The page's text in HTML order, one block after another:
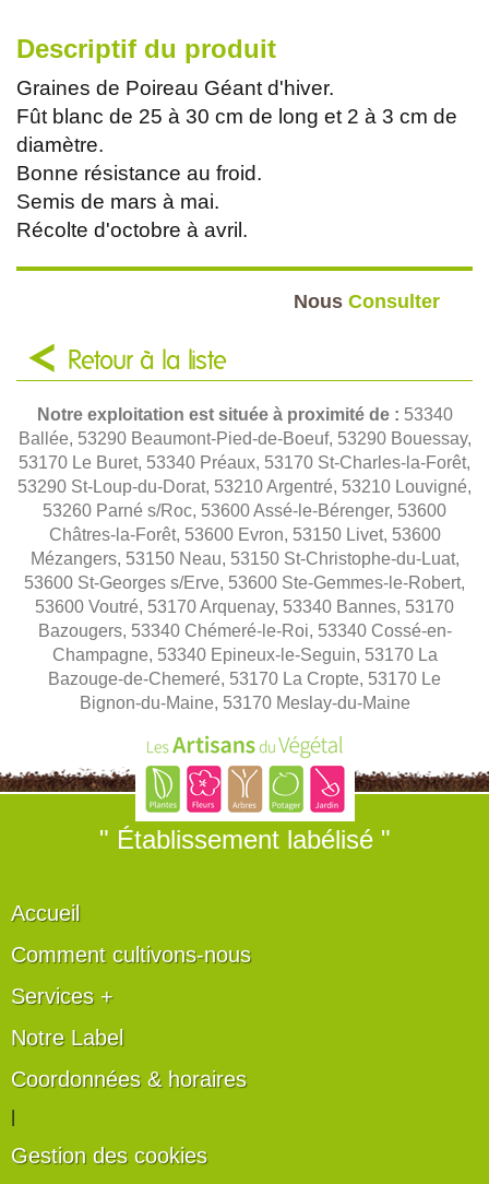
Descriptif du produit
Graines de Poireau Géant d'hiver.
Fût blanc de 25 à 30 cm de long et 2 à 3 cm de
diamètre.
Bonne résistance au froid.
Semis de mars à mai.
Récolte d'octobre à avril.
Nous Consulter
Retour à la liste
Notre exploitation est située à proximité de : 53340
Ballée, 53290 Beaumont-Pied-de-Boeuf, 53290 Bouessay,
53170 Le Buret, 53340 Préaux, 53170 St-Charles-la-Forêt,
53290 St-Loup-du-Dorat, 53210 Argentré, 53210 Louvigné,
53260 Parné s/Roc, 53600 Assé-le-Bérenger, 53600
Châtres-la-Forêt, 53600 Evron, 53150 Livet, 53600
Mézangers, 53150 Neau, 53150 St-Christophe-du-Luat,
53600 St-Georges s/Erve, 53600 Ste-Gemmes-le-Robert,
53600 Voutré, 53170 Arquenay, 53340 Bannes, 53170
Bazougers, 53340 Chémeré-le-Roi, 53340 Cossé-en-
Champagne, 53340 Epineux-le-Seguin, 53170 La
Bazouge-de-Chemeré, 53170 La Cropte, 53170 Le
Bignon-du-Maine, 53170 Meslay-du-Maine
" Établissement labélisé "
Accueil
Comment cultivons-nous
Services +
Notre Label
Coordonnées & horaires
Gestion des cookies